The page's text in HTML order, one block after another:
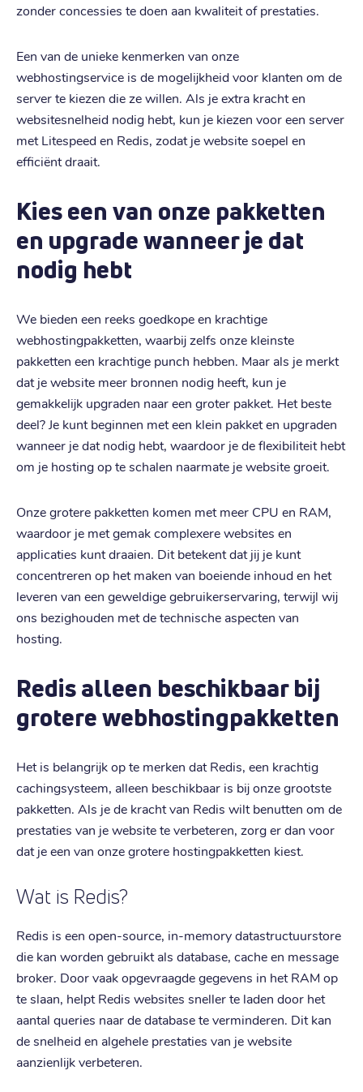
zonder concessies te doen aan kwaliteit of prestaties.
Een van de unieke kenmerken van onze
webhostingservice is de mogelijkheid voor klanten om de
server te kiezen die ze willen. Als je extra kracht en
websitesnelheid nodig hebt, kun je kiezen voor een server
met Litespeed en Redis, zodat je website soepel en
efficiënt draait.
Kies een van onze pakketten
en upgrade wanneer je dat
nodig hebt
We bieden een reeks goedkope en krachtige
webhostingpakketten, waarbij zelfs onze kleinste
pakketten een krachtige punch hebben. Maar als je merkt
dat je website meer bronnen nodig heeft, kun je
gemakkelijk upgraden naar een groter pakket. Het beste
deel? Je kunt beginnen met een klein pakket en upgraden
wanneer je dat nodig hebt, waardoor je de flexibiliteit hebt
om je hosting op te schalen naarmate je website groeit.
Onze grotere pakketten komen met meer CPU en RAM,
waardoor je met gemak complexere websites en
applicaties kunt draaien. Dit betekent dat jij je kunt
concentreren op het maken van boeiende inhoud en het
leveren van een geweldige gebruikerservaring, terwijl wij
ons bezighouden met de technische aspecten van
hosting.
Redis alleen beschikbaar bij
grotere webhostingpakketten
Het is belangrijk op te merken dat Redis, een krachtig
cachingsysteem, alleen beschikbaar is bij onze grootste
pakketten. Als je de kracht van Redis wilt benutten om de
prestaties van je website te verbeteren, zorg er dan voor
dat je een van onze grotere hostingpakketten kiest.
Wat is Redis?
Redis is een open-source, in-memory datastructuurstore
die kan worden gebruikt als database, cache en message
broker. Door vaak opgevraagde gegevens in het RAM op
te slaan, helpt Redis websites sneller te laden door het
aantal queries naar de database te verminderen. Dit kan
de snelheid en algehele prestaties van je website
aanzienlijk verbeteren.